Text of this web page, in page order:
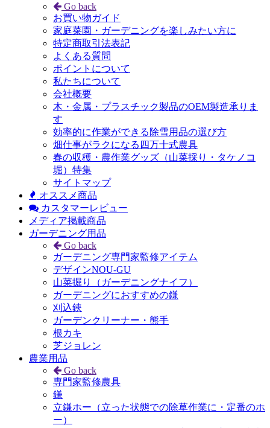
Go back
お買い物ガイド
家庭菜園・ガーデニングを楽しみたい方に
特定商取引法表記
よくある質問
ポイントについて
私たちについて
会社概要
木・金属・プラスチック製品のOEM製造承りま
す
効率的に作業ができる除雪用品の選び方
畑仕事がラクになる四万十式農具
春の収穫・農作業グッズ（山菜採り・タケノコ
堀）特集
サイトマップ
オススメ商品
カスタマーレビュー
メディア掲載商品
ガーデニング用品
Go back
ガーデニング専門家監修アイテム
デザインNOU-GU
山菜掘り（ガーデニングナイフ）
ガーデニングにおすすめの鎌
刈込鋏
ガーデンクリーナー・熊手
根カキ
芝ジョレン
農業用品
Go back
専門家監修農具
鎌
立鎌ホー（立った状態での除草作業に・定番のホ
ー）